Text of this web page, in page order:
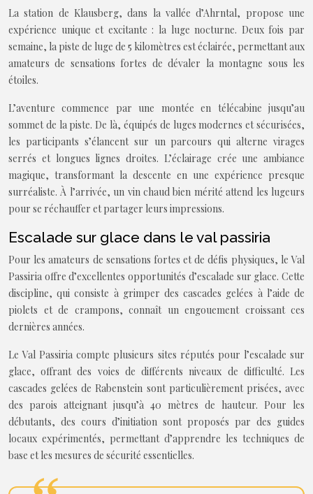
La station de Klausberg, dans la vallée d’Ahrntal, propose une
expérience unique et excitante : la luge nocturne. Deux fois par
semaine, la piste de luge de 5 kilomètres est éclairée, permettant aux
amateurs de sensations fortes de dévaler la montagne sous les
étoiles.
L’aventure commence par une montée en télécabine jusqu’au
sommet de la piste. De là, équipés de luges modernes et sécurisées,
les participants s’élancent sur un parcours qui alterne virages
serrés et longues lignes droites. L’éclairage crée une ambiance
magique, transformant la descente en une expérience presque
surréaliste. À l’arrivée, un vin chaud bien mérité attend les lugeurs
pour se réchauffer et partager leurs impressions.
Escalade sur glace dans le val passiria
Pour les amateurs de sensations fortes et de défis physiques, le Val
Passiria offre d’excellentes opportunités d’escalade sur glace. Cette
discipline, qui consiste à grimper des cascades gelées à l’aide de
piolets et de crampons, connaît un engouement croissant ces
dernières années.
Le Val Passiria compte plusieurs sites réputés pour l’escalade sur
glace, offrant des voies de différents niveaux de difficulté. Les
cascades gelées de Rabenstein sont particulièrement prisées, avec
des parois atteignant jusqu’à 40 mètres de hauteur. Pour les
débutants, des cours d’initiation sont proposés par des guides
locaux expérimentés, permettant d’apprendre les techniques de
base et les mesures de sécurité essentielles.